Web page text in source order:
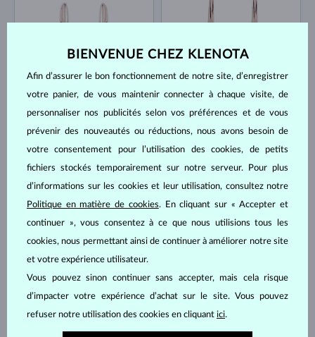
EN STOCK EN STOCK
EN STOCK EN STOCK
BIENVENUE CHEZ KLENOTA
Afin d’assurer le bon fonctionnement de notre site, d’enregistrer
votre panier, de vous maintenir connecter à chaque visite, de
personnaliser nos publicités selon vos préférences et de vous
prévenir des nouveautés ou réductions, nous avons besoin de
votre consentement pour l’utilisation des cookies, de petits
fichiers stockés temporairement sur notre serveur. Pour plus
d’informations sur les cookies et leur utilisation, consultez notre
Politique en matière de cookies. En cliquant sur « Accepter et
continuer », vous consentez à ce que nous utilisions tous les
cookies, nous permettant ainsi de continuer à améliorer notre site
et votre expérience utilisateur.
Vous pouvez sinon continuer sans accepter, mais cela risque
d’impacter votre expérience d’achat sur le site. Vous pouvez
refuser notre utilisation des cookies en cliquant ici.